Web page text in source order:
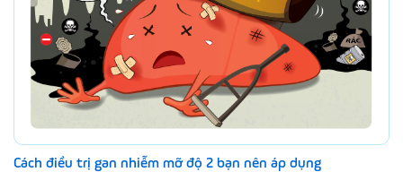
Cách điều trị gan nhiễm mỡ độ 2 bạn nên áp dụng